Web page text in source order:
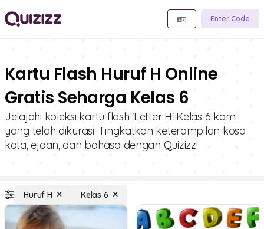
Enter Code
Kartu Flash Huruf H Online
Gratis Seharga Kelas 6
Jelajahi koleksi kartu flash 'Letter H' Kelas 6 kami
yang telah dikurasi. Tingkatkan keterampilan kosa
kata, ejaan, dan bahasa dengan Quizizz!
Huruf H Kelas 6